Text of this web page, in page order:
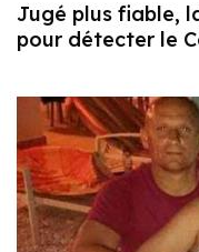
Jugé plus fiable,
pour détecter le